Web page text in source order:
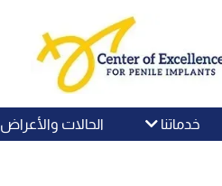
خدماتنا الحالات والأعراض